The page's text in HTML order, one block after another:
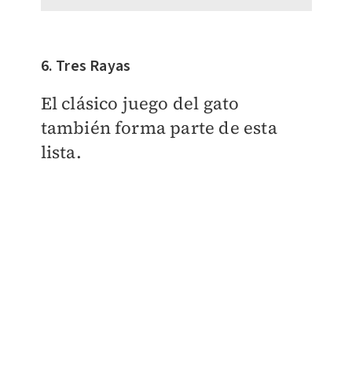
6. Tres Rayas
El clásico juego del gato
también forma parte de esta
lista.